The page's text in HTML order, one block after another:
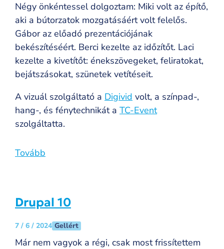
Négy önkéntessel dolgoztam: Miki volt az építő,
aki a bútorzatok mozgatásáért volt felelős.
Gábor az előadó prezentációjának
bekészítéséért. Berci kezelte az időzítőt. Laci
kezelte a kivetítőt: énekszövegeket, feliratokat,
bejátszásokat, szünetek vetítéseit.
A vizuál szolgáltató a Digivid volt, a színpad-,
hang-, és fénytechnikát a TC-Event
szolgáltatta.
Tovább
Drupal 10
7 / 6 / 2024 Gellért
Már nem vagyok a régi, csak most frissítettem